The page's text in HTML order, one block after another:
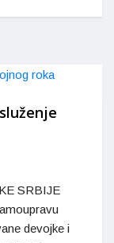
SRBIJE
devojke i